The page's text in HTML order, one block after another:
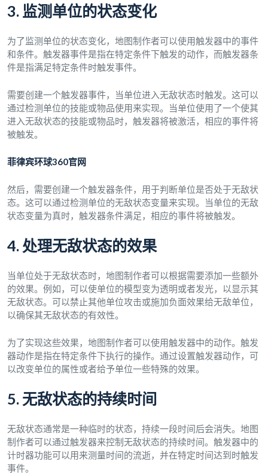
3. 监测单位的状态变化
为了监测单位的状态变化，地图制作者可以使用触发器中的事件
和条件。触发器事件是指在特定条件下触发的动作，而触发器条
件是指满足特定条件时触发事件。
需要创建一个触发器事件，当单位进入无敌状态时触发。这可以
通过检测单位的技能或物品使用来实现。当单位使用了一个使其
进入无敌状态的技能或物品时，触发器将被激活，相应的事件将
被触发。
菲律宾环球360官网
然后，需要创建一个触发器条件，用于判断单位是否处于无敌状
态。这可以通过检测单位的无敌状态变量来实现。当单位的无敌
状态变量为真时，触发器条件满足，相应的事件将被触发。
4. 处理无敌状态的效果
当单位处于无敌状态时，地图制作者可以根据需要添加一些额外
的效果。例如，可以使单位的模型变为透明或者发光，以显示其
无敌状态。可以禁止其他单位攻击或施加负面效果给无敌单位，
以确保其无敌状态的有效性。
为了实现这些效果，地图制作者可以使用触发器中的动作。触发
器动作是指在特定条件下执行的操作。通过设置触发器动作，可
以改变单位的属性或者给予单位一些特殊的效果。
5. 无敌状态的持续时间
无敌状态通常是一种临时的状态，持续一段时间后会消失。地图
制作者可以通过触发器来控制无敌状态的持续时间。触发器中的
计时器功能可以用来测量时间的流逝，并在特定时间达到时触发
事件。